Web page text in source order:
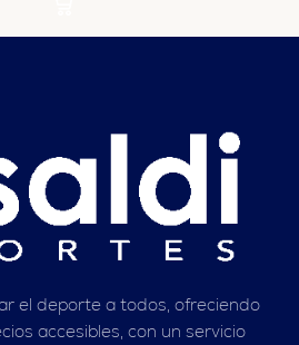
el deporte a todos, ofreciendo
accesibles, con un servicio